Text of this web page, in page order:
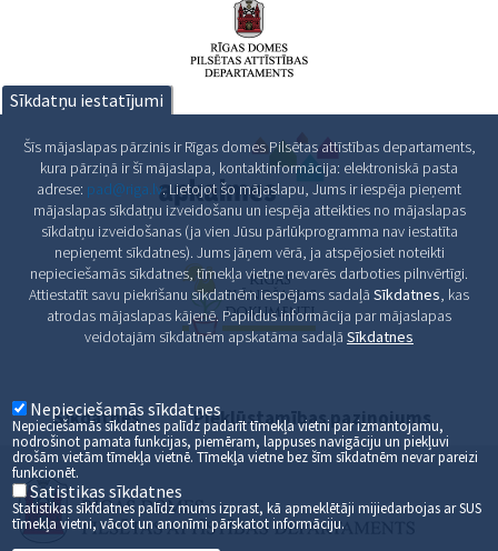
Sīkdatnes Piekļūstamības paziņojums
Sīkdatņu iestatījumi
Šīs mājaslapas pārzinis ir Rīgas domes Pilsētas attīstības departaments,
kura pārziņā ir šī mājaslapa, kontaktinformācija: elektroniskā pasta
adrese: pad@riga.lv. Lietojot šo mājaslapu, Jums ir iespēja pieņemt
mājaslapas sīkdatņu izveidošanu un iespēja atteikties no mājaslapas
sīkdatņu izveidošanas (ja vien Jūsu pārlūkprogramma nav iestatīta
nepieņemt sīkdatnes). Jums jāņem vērā, ja atspējosiet noteikti
nepieciešamās sīkdatnes, tīmekļa vietne nevarēs darboties pilnvērtīgi.
Attiestatīt savu piekrišanu sīkdatnēm iespējams sadaļā Sīkdatnes, kas
atrodas mājaslapas kājenē. Papildus informācija par mājaslapas
veidotajām sīkdatnēm apskatāma sadaļā Sīkdatnes
Nepieciešamās sīkdatnes
Nepieciešamās sīkdatnes palīdz padarīt tīmekļa vietni par izmantojamu,
nodrošinot pamata funkcijas, piemēram, lappuses navigāciju un piekļuvi
drošām vietām tīmekļa vietnē. Tīmekļa vietne bez šīm sīkdatnēm nevar pareizi
funkcionēt.
Satistikas sīkdatnes
Statistikas sīkfdatnes palīdz mums izprast, kā apmeklētāji mijiedarbojas ar SUS
tīmekļa vietni, vācot un anonīmi pārskatot informāciju.